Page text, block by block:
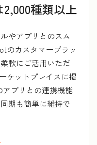
種類以上
やアプリとのスム
のカスタマープラッ
軟にご活用いただ
ケットプレイスに掲
プリとの連携機能
期も簡単に維持で